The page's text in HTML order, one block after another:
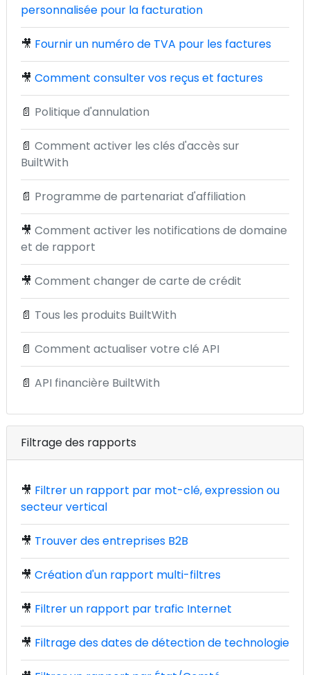
personnalisée pour la facturation
🎥 Fournir un numéro de TVA pour les factures
🎥 Comment consulter vos reçus et factures
📄 Politique d'annulation
📄 Comment activer les clés d'accès sur
BuiltWith
📄 Programme de partenariat d'affiliation
🎥 Comment activer les notifications de domaine
et de rapport
🎥 Comment changer de carte de crédit
📄 Tous les produits BuiltWith
📄 Comment actualiser votre clé API
📄 API financière BuiltWith
Filtrage des rapports
🎥 Filtrer un rapport par mot-clé, expression ou
secteur vertical
🎥 Trouver des entreprises B2B
🎥 Création d'un rapport multi-filtres
🎥 Filtrer un rapport par trafic Internet
🎥 Filtrage des dates de détection de technologie